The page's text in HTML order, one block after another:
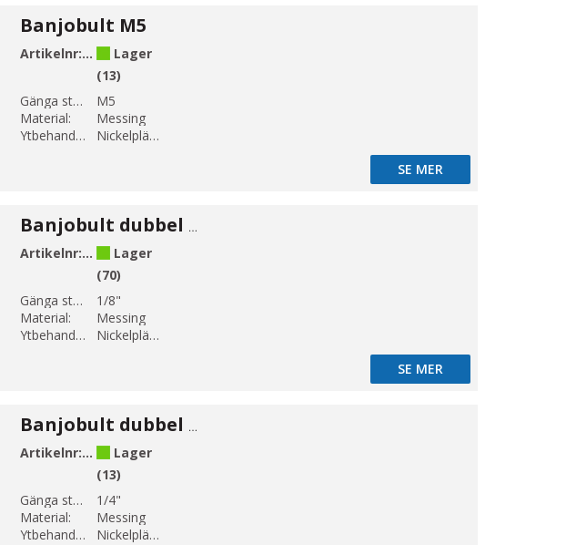
Banjobult M5
Artikelnr:E100-1Lager
(13)
Gänga storlek 1:
M5
Material:
Messing
Ytbehandling:
Nickelpläterad
SE MER
Banjobult dubbel 1/8"
Artikelnr:E101-1Lager
(70)
Gänga storlek 1:
1/8"
Material:
Messing
Ytbehandling:
Nickelpläterad
SE MER
Banjobult dubbel 1/4"
Artikelnr:E101-2Lager
(13)
Gänga storlek 1:
1/4"
Material:
Messing
Ytbehandling:
Nickelpläterad